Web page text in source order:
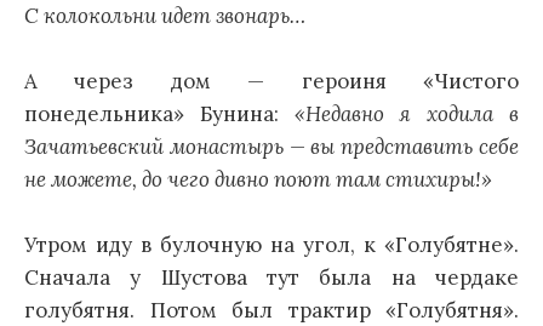
С колокольни идет звонарь…
А через дом — героиня «Чистого
понедельника» Бунина: «Недавно я ходила в
Зачатьевский монастырь — вы представить себе
не можете, до чего дивно поют там стихиры!»
Утром иду в булочную на угол, к «Голубятне».
Сначала у Шустова тут была на чердаке
голубятня. Потом был трактир «Голубятня».